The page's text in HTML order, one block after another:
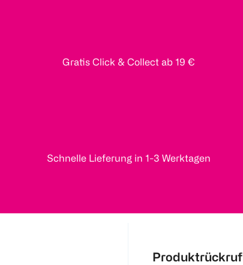
Gratis Click & Collect ab 19 €
Schnelle Lieferung in 1-3 Werktagen
Produktrückruf